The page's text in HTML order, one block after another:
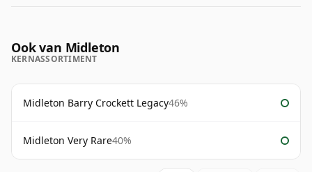
Ook van Midleton
KERNASSORTIMENT
Midleton Barry Crockett Legacy46%
Midleton Very Rare40%